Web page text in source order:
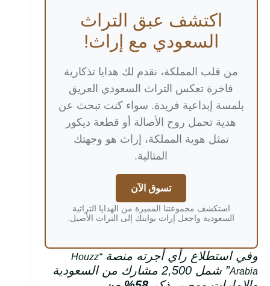
اكتشف عبق التراث
السعودي مع إراث!
من قلب المملكة، نقدم لك هدايا تذكارية
فاخرة تعكس التراث السعودي العريق
بلمسة إبداعية فريدة. سواء كنت تبحث عن
هدية تحمل روح الأصالة أو قطعة ديكور
تمثل هوية المملكة، إراث هو وجهتك
المثالية.
تسوق الآن
استكشف مجموعتنا المميزة من الهدايا التراثية
السعودية واجعل إراث بوابتك إلى التراث الأصيل.
وفي استطلاع رأي أجرته منصة
“Houzz
Arabia
”
شمل 2,500 مشارك من السعودية